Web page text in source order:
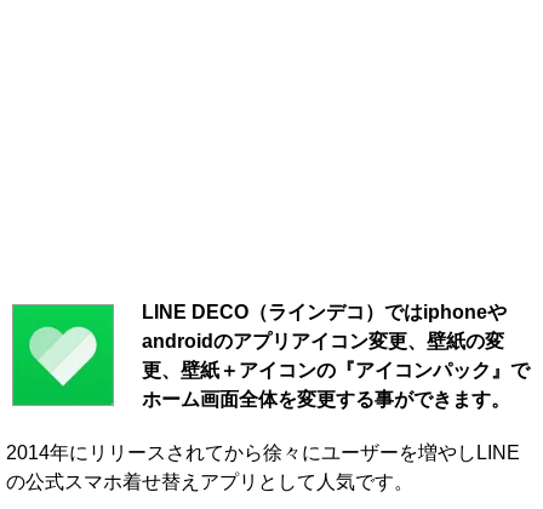
LINE DECO（ラインデコ）ではiphoneや
androidのアプリアイコン変更、壁紙の変
更、壁紙＋アイコンの『アイコンパック』で
ホーム画面全体を変更する事ができます。
2014年にリリースされてから徐々にユーザーを増やしLINE
の公式スマホ着せ替えアプリとして人気です。